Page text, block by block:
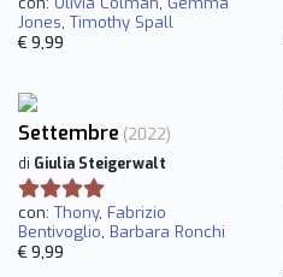
Jones, Timothy Spall
€ 9,99
Settembre (2022)
di Giulia Steigerwalt
con: Thony, Fabrizio
Bentivoglio, Barbara Ronchi
€ 9,99